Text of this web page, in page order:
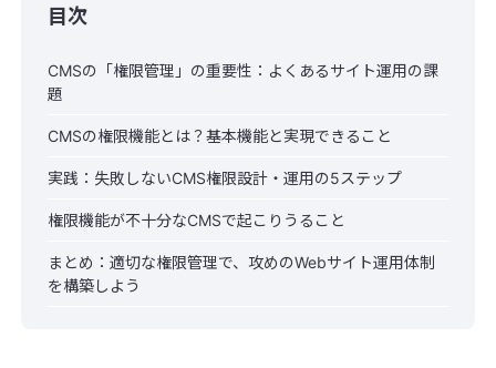
目次
CMSの「権限管理」の重要性：よくあるサイト運用の課
題
CMSの権限機能とは？基本機能と実現できること
実践：失敗しないCMS権限設計・運用の5ステップ
権限機能が不十分なCMSで起こりうること
まとめ：適切な権限管理で、攻めのWebサイト運用体制
を構築しよう